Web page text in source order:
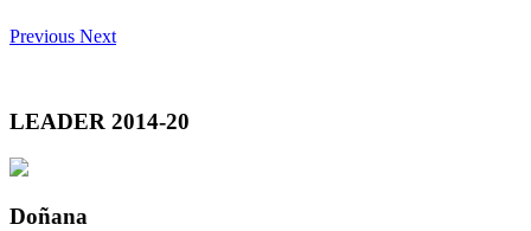
Previous Next
LEADER 2014-20
Doñana